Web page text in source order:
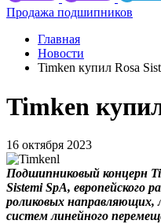
Продажа подшипников
Главная
Новости
Timken купил Rosa
Timken
16 октября 2023
Подшипниковый концерн
Sistemi SpA, европейского
роликовых
систем линейного